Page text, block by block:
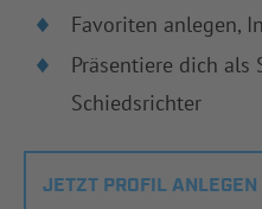
Favoriten anlegen,
Präsentiere dich als
Schiedsrichter
JETZT PROFIL ANLEGEN